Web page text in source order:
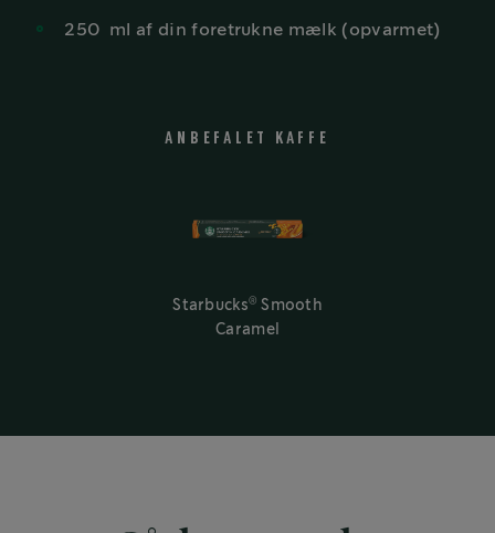
250 ml af din foretrukne mælk (opvarmet)
ANBEFALET KAFFE
Starbucks® Smooth
Caramel